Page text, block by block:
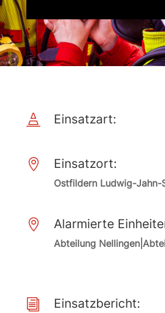
 Einsatzart:
 Einsatzort:
Ostfildern Ludwig-Jahn-
 Alarmierte
Abteilung
i Einsatzbericht: